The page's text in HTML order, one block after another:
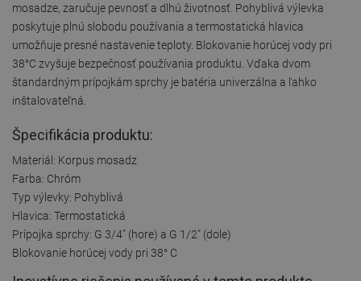
mosadze, zaručuje pevnosť a dlhú životnosť. Pohyblivá výlevka
poskytuje plnú slobodu používania a termostatická hlavica
umožňuje presné nastavenie teploty. Blokovanie horúcej vody pri
38°C zvyšuje bezpečnosť používania produktu. Vďaka dvom
štandardným prípojkám sprchy je batéria univerzálna a ľahko
inštalovateľná.
Špecifikácia produktu:
Materiál: Korpus mosadz
Farba: Chróm
Typ výlevky: Pohyblivá
Hlavica: Termostatická
Prípojka sprchy: G 3/4" (hore) a G 1/2" (dole)
Blokovanie horúcej vody pri 38° C